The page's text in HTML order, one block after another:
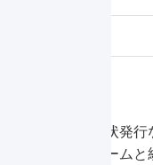
海外発送用の送り状発
他のプラットフォーム